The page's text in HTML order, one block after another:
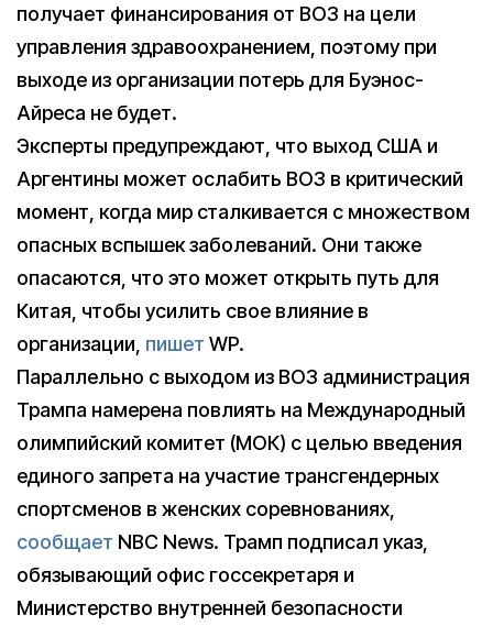
получает финансирования от ВОЗ на цели
управления здравоохранением, поэтому при
выходе из организации потерь для Буэнос-
Айреса не будет.
Эксперты предупреждают, что выход США и
Аргентины может ослабить ВОЗ в критический
момент, когда мир сталкивается с множеством
опасных вспышек заболеваний. Они также
опасаются, что это может открыть путь для
Китая, чтобы усилить свое влияние в
организации, пишет WP.
Параллельно с выходом из ВОЗ администрация
Трампа намерена повлиять на Международный
олимпийский комитет (МОК) с целью введения
единого запрета на участие трансгендерных
спортсменов в женских соревнованиях,
сообщает NBC News. Трамп подписал указ,
обязывающий офис госсекретаря и
Министерство внутренней безопасности